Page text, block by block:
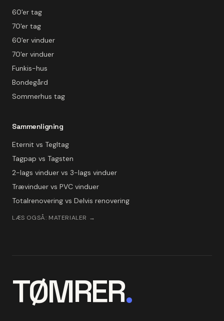
60'er tag
70'er tag
60'er vinduer
70'er vinduer
Funkis-hus
Bondegård
Sommerhus tag
Sammenligning
Eternit vs Tegltag
Tagpap vs Tagsten
2-lags vinduer vs 3-lags vinduer
Trævinduer vs PVC vinduer
Totalrenovering vs Delvis renovering
LÆS OGSÅ: MATERIALER →
TØMRER.